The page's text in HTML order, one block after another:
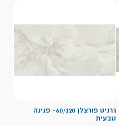
גרניט פורצלן 60/120- פנינה
טבעית